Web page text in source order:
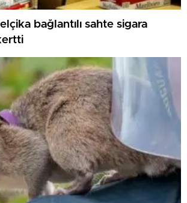
bağlantılı sahte sigara